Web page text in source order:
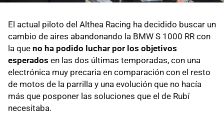
El actual piloto del Althea Racing ha decidido buscar un
cambio de aires abandonando la BMW S 1000 RR con
la que no ha podido luchar por los objetivos
esperados en las dos últimas temporadas, con una
electrónica muy precaria en comparación con el resto
de motos de la parrilla y una evolución que no hacía
más que posponer las soluciones que el de Rubí
necesitaba.